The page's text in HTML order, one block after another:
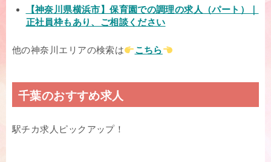
【神奈川県横浜市】保育園での調理の求人（パート）｜
正社員枠もあり、ご相談ください
他の神奈川エリアの検索は こちら
千葉のおすすめ求人
駅チカ求人ピックアップ！